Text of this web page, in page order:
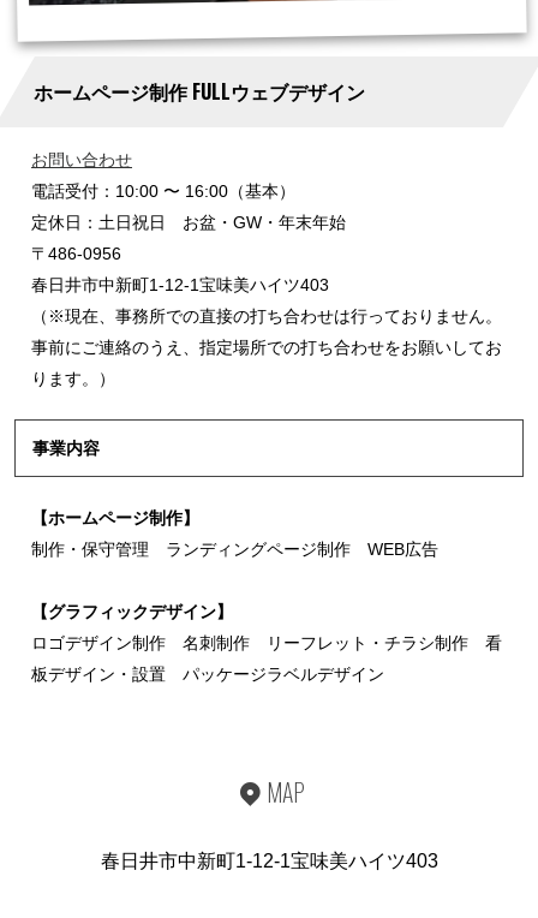
ホームページ制作 FULLウェブデザイン
お問い合わせ
電話受付：10:00 〜 16:00（基本）
定休日：土日祝日 お盆・GW・年末年始
〒486-0956
春日井市中新町1-12-1宝味美ハイツ403
（※現在、事務所での直接の打ち合わせは行っておりません。
事前にご連絡のうえ、指定場所での打ち合わせをお願いしてお
ります。）
事業内容
【ホームページ制作】
制作・保守管理 ランディングページ制作 WEB広告
【グラフィックデザイン】
ロゴデザイン制作 名刺制作 リーフレット・チラシ制作 看
板デザイン・設置 パッケージラベルデザイン
MAP
春日井市中新町1-12-1宝味美ハイツ403